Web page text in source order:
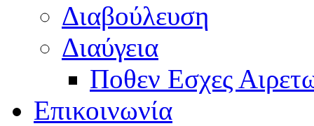
Διαβούλευση
Διαύγεια
Ποθεν Εσχες
Επικοινωνία